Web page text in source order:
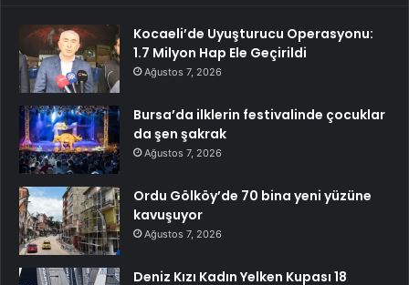
Kocaeli’de Uyuşturucu Operasyonu:
1.7 Milyon Hap Ele Geçirildi
Ağustos 7, 2026
Bursa’da ilklerin festivalinde çocuklar
da şen şakrak
Ağustos 7, 2026
Ordu Gölköy’de 70 bina yeni yüzüne
kavuşuyor
Ağustos 7, 2026
Deniz Kızı Kadın Yelken Kupası 18